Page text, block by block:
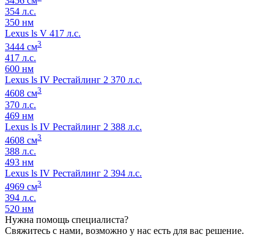
354 л.с.
350 нм
Lexus ls V 417 л.с.
3444 см3
417 л.с.
600 нм
Lexus ls IV Рестайлинг 2 370 л.с.
4608 см3
370 л.с.
469 нм
Lexus ls IV Рестайлинг 2 388 л.с.
4608 см3
388 л.с.
493 нм
Lexus ls IV Рестайлинг 2 394 л.с.
4969 см3
394 л.с.
520 нм
Нужна помощь специалиста?
Свяжитесь с нами, возможно у нас есть для вас решение.